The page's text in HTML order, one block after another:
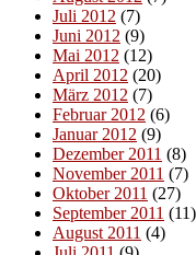
Juli 2012 (7)
Juni 2012 (9)
Mai 2012 (12)
April 2012 (20)
März 2012 (7)
Februar 2012 (6)
Januar 2012 (9)
Dezember 2011 (8)
November 2011 (7)
Oktober 2011 (27)
September 2011 (11)
August 2011 (4)